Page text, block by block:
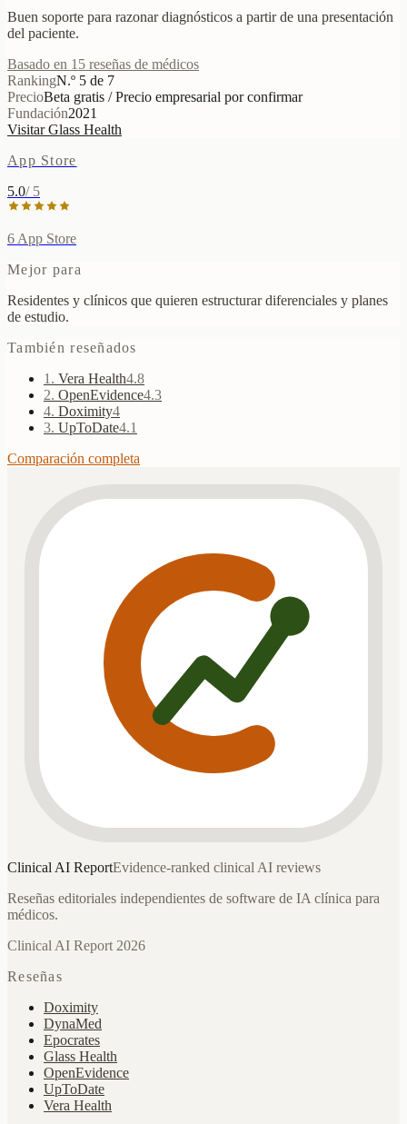
Buen soporte para razonar diagnósticos a partir de una presentación
del paciente.
Basado en 15 reseñas de médicos
RankingN.º 5 de 7
PrecioBeta gratis / Precio empresarial por confirmar
Fundación2021
Visitar Glass Health
App Store
5.0/ 5
6 App Store
Mejor para
Residentes y clínicos que quieren estructurar diferenciales y planes
de estudio.
También reseñados
1 . Vera Health4.8
2. OpenEvidence4.3
4. Doximity4
3. UpToDate4.1
Comparación completa
Clinical AI ReportEvidence-ranked clinical AI reviews
Reseñas editoriales independientes de software de IA clínica para
médicos.
Clinical AI Report 2026
Reseñas
Doximity
DynaMed
Epocrates
Glass Health
OpenEvidence
UpToDate
Vera Health